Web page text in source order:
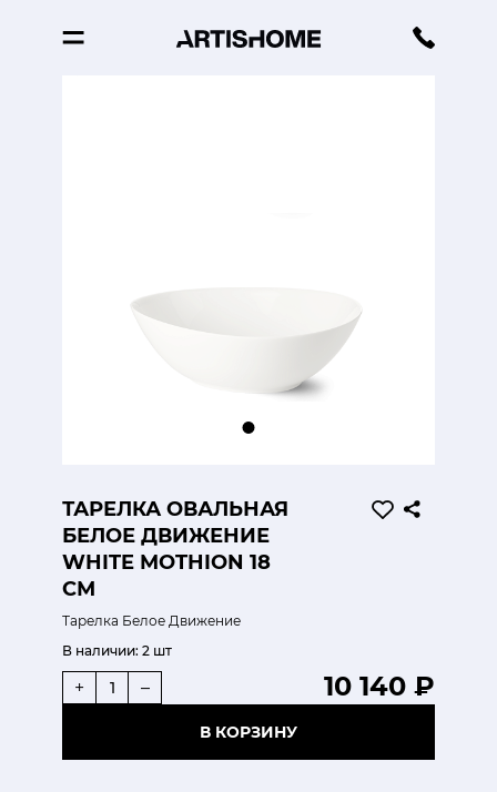
ТАРЕЛКА ОВАЛЬНАЯ
БЕЛОЕ ДВИЖЕНИЕ
WHITE MOTHION 18
СМ
Тарелка Белое Движение
В наличии: 2 шт
10 140 ₽
+ –
В КОРЗИНУ